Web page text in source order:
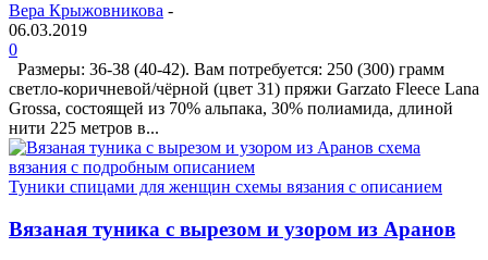
Вера Крыжовникова -
06.03.2019
0
Размеры: 36-38 (40-42). Вам потребуется: 250 (300) грамм
светло-коричневой/чёрной (цвет 31) пряжи Garzato Fleece Lana
Grossa, состоящей из 70% альпака, 30% полиамида, длиной
нити 225 метров в...
Туники спицами для женщин схемы вязания с описанием
Вязаная туника с вырезом и узором из Аранов